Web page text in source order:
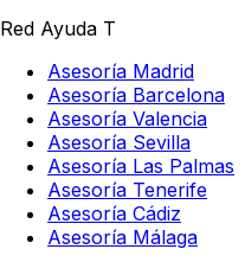
Red Ayuda T
Asesoría Madrid
Asesoría Barcelona
Asesoría Valencia
Asesoría Sevilla
Asesoría Las Palmas
Asesoría Tenerife
Asesoría Cádiz
Asesoría Málaga